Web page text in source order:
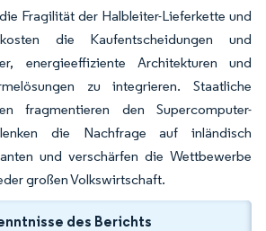
Fragilität der Halbleiter-Lieferkette und
die Kaufentscheidungen und
energieeffiziente Architekturen und
zu integrieren. Staatliche
fragmentieren den Supercomputer-
die Nachfrage auf inländisch
und verschärfen die Wettbewerbe
großen Volkswirtschaft.
des Berichts